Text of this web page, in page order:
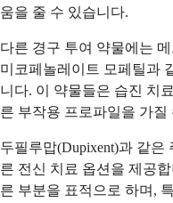
움을 줄 수 있습니다.
다른 경구 투여 약물에는
미코페놀레이트 모페틸과
니다. 이 약물들은 습진 치
른 부작용 프로파일을 가질
두필루맙(Dupixent)과 같
른 전신 치료 옵션을 제공
른 부분을 표적으로 하며,